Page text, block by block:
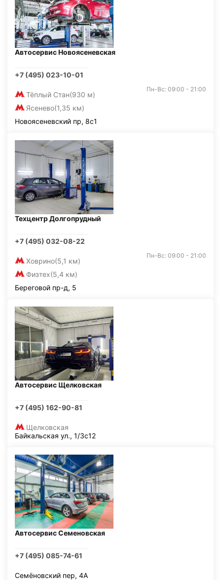
Автосервис Новоясеневская
+7 (495) 023-10-01
Тёплый Стан(930 м)
Ясенево(1,35 км)
Пн-Вс: 09:00 - 21:00
Новоясеневский пр, 8с1
Техцентр Долгопрудный
+7 (495) 032-08-22
Ховрино(5,1 км)
Физтех(5,4 км)
Пн-Вс: 09:00 - 21:00
Береговой пр-д, 5
Автосервис Щелковская
+7 (495) 162-90-81
Щелковская
Байкальская ул., 1/3с12
Автосервис Семеновская
+7 (495) 085-74-61
Семёновский пер, 4А